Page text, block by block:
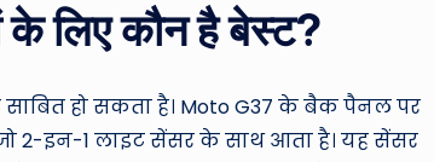
के लिए कौन है बेस्ट?
हो सकता है। Moto G37 के बैक पैनल पर
2-इन-1 लाइट सेंसर के साथ आता है। यह सेंसर